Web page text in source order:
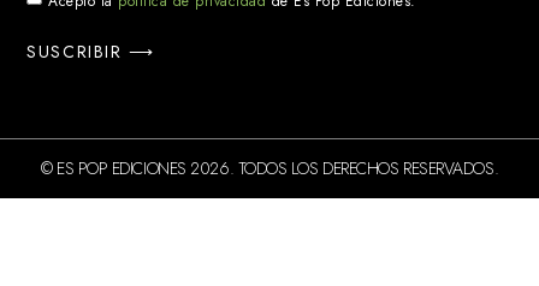
SUSCRIBIR ⟶
© ES POP EDICIONES 2026. TODOS LOS DERECHOS RESERVADOS.